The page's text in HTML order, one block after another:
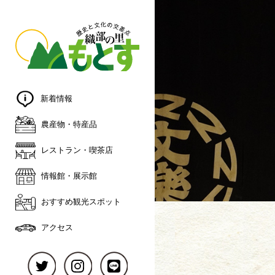
新着情報
農産物・特産品
レストラン・喫茶店
情報館・展⽰館
おすすめ観光スポット
アクセス